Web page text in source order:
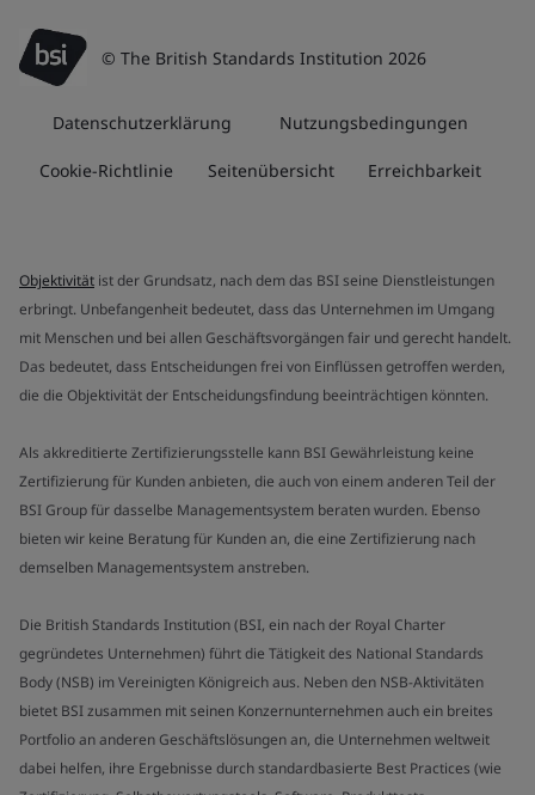
© The British Standards Institution 2026
Datenschutzerklärung Nutzungsbedingungen
Cookie-Richtlinie Seitenübersicht Erreichbarkeit
Objektivität ist der Grundsatz, nach dem das BSI seine Dienstleistungen
erbringt. Unbefangenheit bedeutet, dass das Unternehmen im Umgang
mit Menschen und bei allen Geschäftsvorgängen fair und gerecht handelt.
Das bedeutet, dass Entscheidungen frei von Einflüssen getroffen werden,
die die Objektivität der Entscheidungsfindung beeinträchtigen könnten.
Als akkreditierte Zertifizierungsstelle kann BSI Gewährleistung keine
Zertifizierung für Kunden anbieten, die auch von einem anderen Teil der
BSI Group für dasselbe Managementsystem beraten wurden. Ebenso
bieten wir keine Beratung für Kunden an, die eine Zertifizierung nach
demselben Managementsystem anstreben.
Die British Standards Institution (BSI, ein nach der Royal Charter
gegründetes Unternehmen) führt die Tätigkeit des National Standards
Body (NSB) im Vereinigten Königreich aus. Neben den NSB-Aktivitäten
bietet BSI zusammen mit seinen Konzernunternehmen auch ein breites
Portfolio an anderen Geschäftslösungen an, die Unternehmen weltweit
dabei helfen, ihre Ergebnisse durch standardbasierte Best Practices (wie